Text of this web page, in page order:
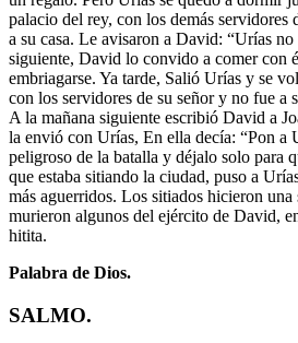
palacio del rey, con los demás servidores
a su casa. Le avisaron a David: “Urías
siguiente, David lo convido a comer con
embriagarse. Ya tarde, Salió Urías y se
con los servidores de su señor y no fue a
A la mañana siguiente escribió David a
la envió con Urías, En ella decía: “Pon a
peligroso de la batalla y déjalo solo para
que estaba sitiando la ciudad, puso a
más aguerridos. Los sitiados hicieron una
murieron algunos del ejército de David,
hitita.
Palabra de Dios.
SALMO.